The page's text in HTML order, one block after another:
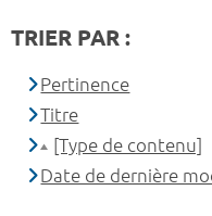
TRIER PAR :
Pertinence
Titre
[Type de contenu]
Date de dernière